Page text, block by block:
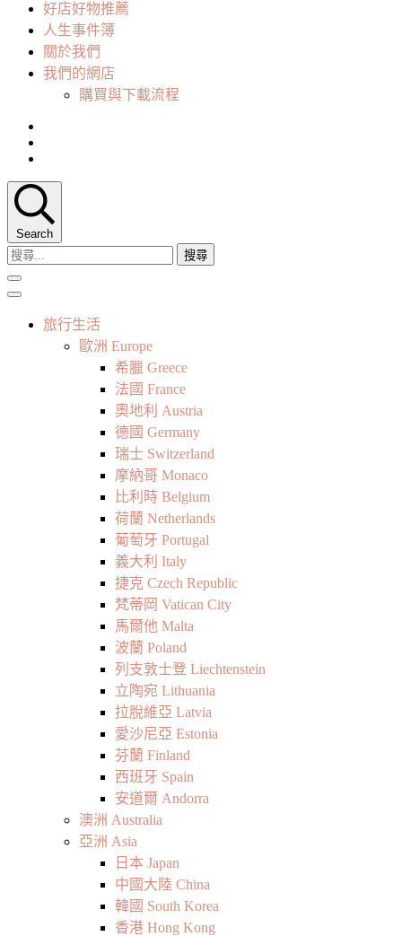
好店好物推薦
人生事件簿
關於我們
我們的網店
購買與下載流程
Search
搜
尋
關
旅行生活
歐洲 Europe
希臘 Greece
法國 France
奧地利 Austria
德國 Germany
瑞士 Switzerland
摩納哥 Monaco
比利時 Belgium
荷蘭 Netherlands
葡萄牙 Portugal
義大利 Italy
捷克 Czech Republic
梵蒂岡 Vatican City
馬爾他 Malta
波蘭 Poland
列支敦士登 Liechtenstein
立陶宛 Lithuania
拉脫維亞 Latvia
愛沙尼亞 Estonia
芬蘭 Finland
西班牙 Spain
安道爾 Andorra
澳洲 Australia
亞洲 Asia
日本 Japan
中國大陸 China
韓國 South Korea
香港 Hong Kong